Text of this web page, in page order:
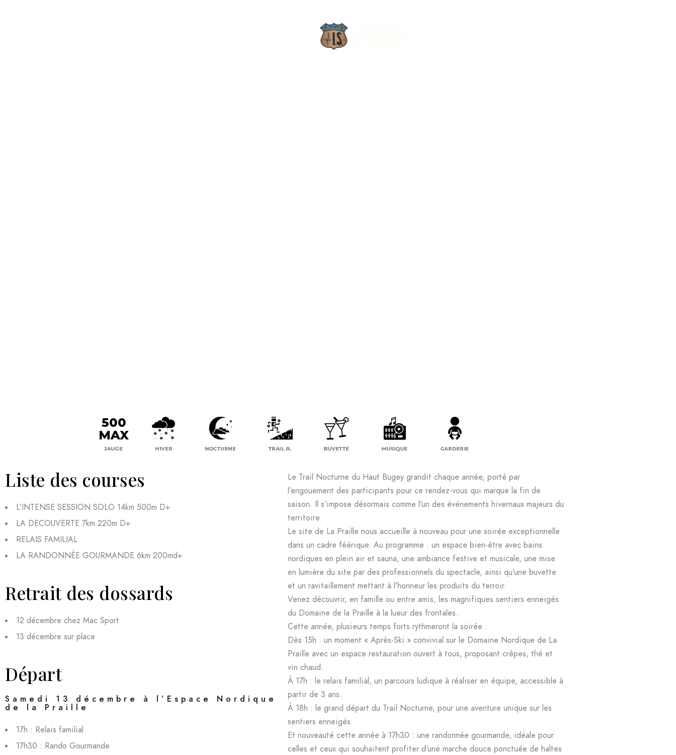
Liste des courses
L’INTENSE SESSION SOLO 14km 500m D+
LA DECOUVERTE 7km 220m D+
RELAIS FAMILIAL
LA RANDONNÉE GOURMANDE 6km 200md+
Retrait des dossards
12 décembre chez Mac Sport
13 décembre sur place
Départ
Samedi 13 décembre à l’Espace Nordique
de la Praille
17h : Relais familial
17h30 : Rando Gourmande
Le Trail Nocturne du Haut Bugey grandit chaque année, porté par
l’engouement des participants pour ce rendez-vous qui marque la fin de
saison. Il s’impose désormais comme l’un des événements hivernaux majeurs du
territoire.
Le site de La Praille nous accueille à nouveau pour une soirée exceptionnelle
dans un cadre féérique. Au programme : un espace bien-être avec bains
nordiques en plein air et sauna, une ambiance festive et musicale, une mise
en lumière du site par des professionnels du spectacle, ainsi qu’une buvette
et un ravitaillement mettant à l’honneur les produits du terroir.
Venez découvrir, en famille ou entre amis, les magnifiques sentiers enneigés
du Domaine de la Praille à la lueur des frontales.
Cette année, plusieurs temps forts rythmeront la soirée :
Dès 15h : un moment « Après-Ski » convivial sur le Domaine Nordique de La
Praille avec un espace restauration ouvert à tous, proposant crêpes, thé et
vin chaud.
À 17h : le relais familial, un parcours ludique à réaliser en équipe, accessible à
partir de 3 ans.
À 18h : le grand départ du Trail Nocturne, pour une aventure unique sur les
sentiers enneigés.
Et nouveauté cette année à 17h30 : une randonnée gourmande, idéale pour
celles et ceux qui souhaitent profiter d’une marche douce ponctuée de haltes